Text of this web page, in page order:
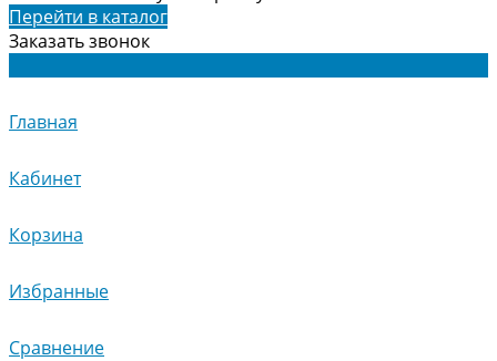
Перейти в каталог
Заказать звонок
Главная
Кабинет
Корзина
Избранные
Сравнение